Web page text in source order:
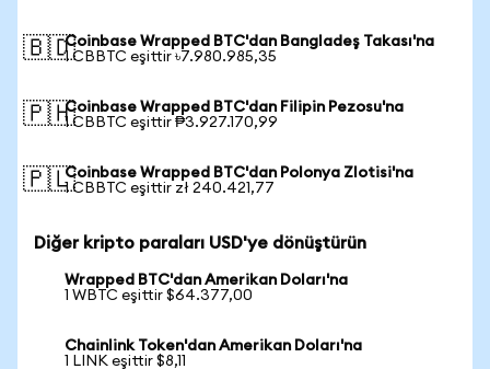
🇧🇩Coinbase Wrapped BTC'dan Bangladeş Takası'na
1 CBBTC eşittir ৳7.980.985,35
🇵🇭Coinbase Wrapped BTC'dan Filipin Pezosu'na
1 CBBTC eşittir ₱3.927.170,99
🇵🇱Coinbase Wrapped BTC'dan Polonya Zlotisi'na
1 CBBTC eşittir zł 240.421,77
Diğer kripto paraları USD'ye dönüştürün
Wrapped BTC'dan Amerikan Doları'na
1 WBTC eşittir $64.377,00
Chainlink Token'dan Amerikan Doları'na
1 LINK eşittir $8,11